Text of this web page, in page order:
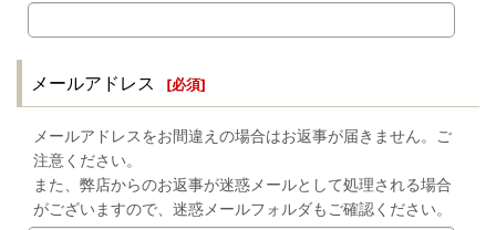
メールアドレス [必須]
メールアドレスをお間違えの場合はお返事が届きません。ご
注意ください。
また、弊店からのお返事が迷惑メールとして処理される場合
がございますので、迷惑メールフォルダもご確認ください。